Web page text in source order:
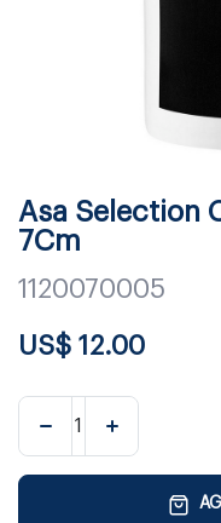
Asa Selection
7Cm
1120070005
US$ 12.00